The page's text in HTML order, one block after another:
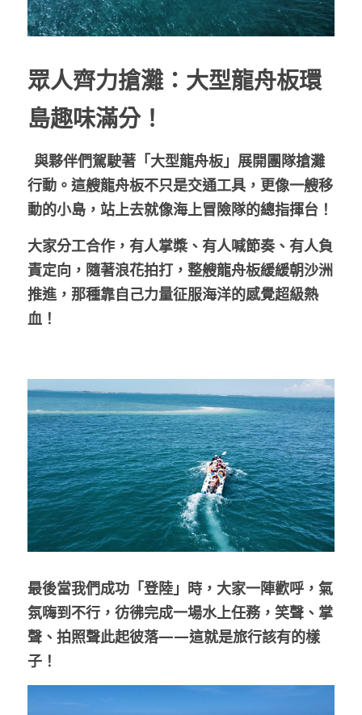
眾人齊力搶灘：大型龍舟板環
島趣味滿分！
行動。這艘龍舟板不只是交通工具，更像一艘移
動的小島，站上去就像海上冒險隊的總指揮台！
大家分工合作，有人掌槳、有人喊節奏、有人負
責定向，隨著浪花拍打，整艘龍舟板緩緩朝沙洲
推進，那種靠自己力量征服海洋的感覺超級熱
血！
最後當我們成功「登陸」時，大家一陣歡呼，氣
氛嗨到不行，彷彿完成一場水上任務，笑聲、掌
聲、拍照聲此起彼落——這就是旅行該有的樣
子！